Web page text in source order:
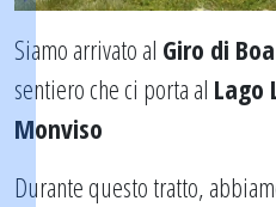
Siamo arrivato al Giro di Boa
sentiero che ci porta al Lago
Monviso
Durante questo tratto,